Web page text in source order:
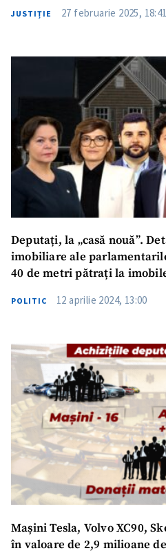
JUSTIȚIE 27 februarie 2025, 18:41
Deputați, la „casă nouă”. Detalii despre achizițiile
imobiliare ale
40 de metri pătrați la
POLITIC 12 aprilie 2024, 13:00
Mașini Tesla, Volvo XC90,
în valoare de 2,9 milioane de lei primită în dar.